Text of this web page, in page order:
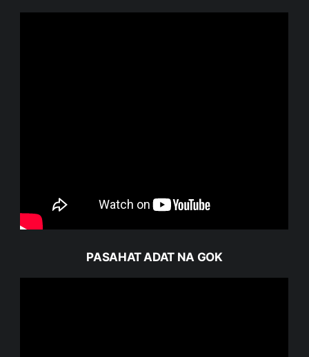
PASAHAT ADAT NA GOK